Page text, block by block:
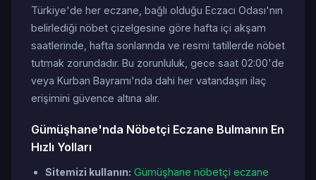
Türkiye'de her eczane, bağlı olduğu Eczacı Odası'nın
belirlediği nöbet çizelgesine göre hafta içi akşam
saatlerinde, hafta sonlarında ve resmi tatillerde nöbet
tutmak zorundadır. Bu zorunluluk, gece saat 02:00'de
veya Kurban Bayramı'nda dahi her vatandaşın ilaç
erişimini güvence altına alır.
Gümüşhane'nda Nöbetçi Eczane Bulmanın En
Hızlı Yolları
Sitemizi kullanın: Gümüşhane nöbetçi eczane